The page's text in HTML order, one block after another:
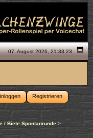
07. August 2026, 21:33:23
Registrieren
/ Biete Spontanrunde>